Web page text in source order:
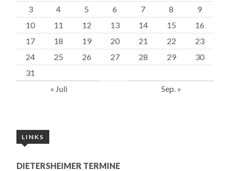
3
4 5 6 7 8
9
10
11 12 13 14 15
16
17
18 19 20 21 22
23
24
25 26 27 28 29
30
31
« Juli
Sep. »
LINKS
DIETERSHEIMER TERMINE